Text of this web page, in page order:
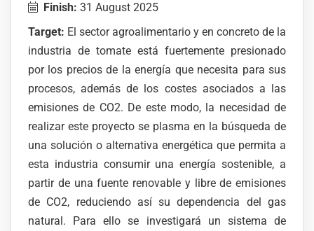
Finish: 31 August 2025
Target: El sector agroalimentario y en concreto de la
industria de tomate está fuertemente presionado
por los precios de la energía que necesita para sus
procesos, además de los costes asociados a las
emisiones de CO2. De este modo, la necesidad de
realizar este proyecto se plasma en la búsqueda de
una solución o alternativa energética que permita a
esta industria consumir una energía sostenible, a
partir de una fuente renovable y libre de emisiones
de CO2, reduciendo así su dependencia del gas
natural. Para ello se investigará un sistema de